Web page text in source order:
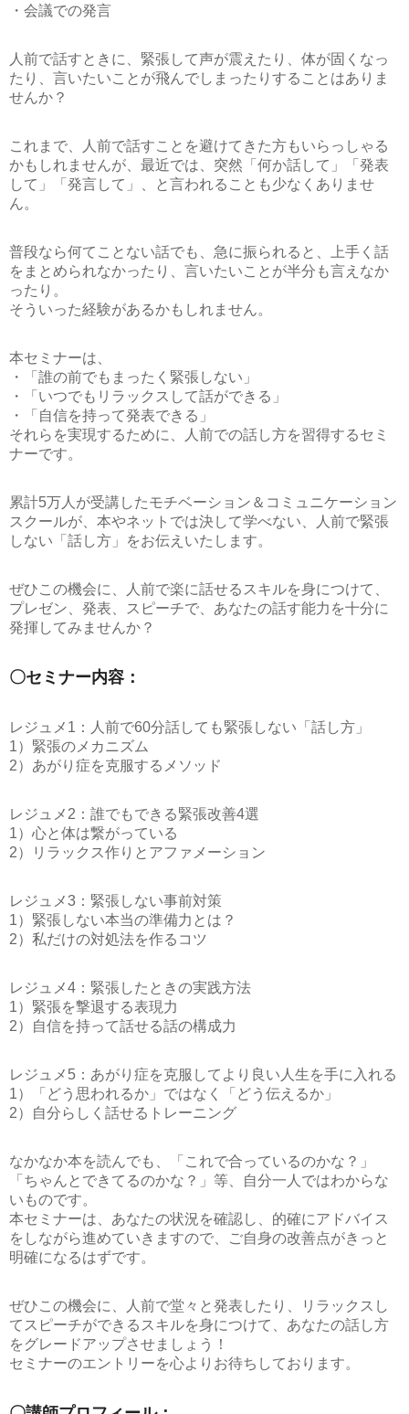
・会議での発言
人前で話すときに、緊張して声が震えたり、体が固くなっ
たり、言いたいことが飛んでしまったりすることはありま
せんか？
これまで、人前で話すことを避けてきた方もいらっしゃる
かもしれませんが、最近では、突然「何か話して」「発表
して」「発言して」、と言われることも少なくありませ
ん。
普段なら何てことない話でも、急に振られると、上手く話
をまとめられなかったり、言いたいことが半分も言えなか
ったり。
そういった経験があるかもしれません。
本セミナーは、
・「誰の前でもまったく緊張しない」
・「いつでもリラックスして話ができる」
・「自信を持って発表できる」
それらを実現するために、人前での話し方を習得するセミ
ナーです。
累計5万人が受講したモチベーション＆コミュニケーション
スクールが、本やネットでは決して学べない、人前で緊張
しない「話し方」をお伝えいたします。
ぜひこの機会に、人前で楽に話せるスキルを身につけて、
プレゼン、発表、スピーチで、あなたの話す能力を十分に
発揮してみませんか？
〇セミナー内容：
レジュメ1：人前で60分話しても緊張しない「話し方」
1）緊張のメカニズム
2）あがり症を克服するメソッド
レジュメ2：誰でもできる緊張改善4選
1）心と体は繋がっている
2）リラックス作りとアファメーション
レジュメ3：緊張しない事前対策
1）緊張しない本当の準備力とは？
2）私だけの対処法を作るコツ
レジュメ4：緊張したときの実践方法
1）緊張を撃退する表現力
2）自信を持って話せる話の構成力
レジュメ5：あがり症を克服してより良い人生を手に入れる
1）「どう思われるか」ではなく「どう伝えるか」
2）自分らしく話せるトレーニング
なかなか本を読んでも、「これで合っているのかな？」
「ちゃんとできてるのかな？」等、自分一人ではわからな
いものです。
本セミナーは、あなたの状況を確認し、的確にアドバイス
をしながら進めていきますので、ご自身の改善点がきっと
明確になるはずです。
ぜひこの機会に、人前で堂々と発表したり、リラックスし
てスピーチができるスキルを身につけて、あなたの話し方
をグレードアップさせましょう！
セミナーのエントリーを心よりお待ちしております。